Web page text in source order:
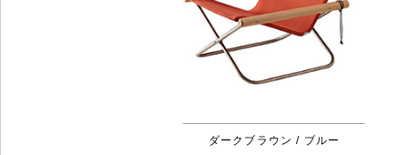
ダークブラウン / ブルー